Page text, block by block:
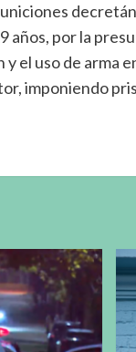
años, por la
el uso de arma
imponiendo